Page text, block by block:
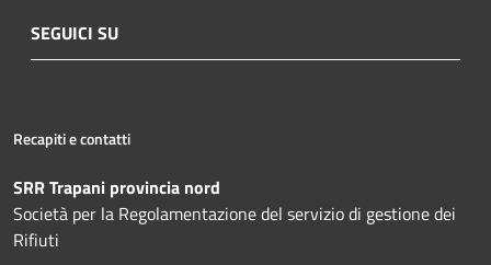
SEGUICI SU
Recapiti e contatti
SRR Trapani provincia nord
Società per la Regolamentazione del servizio di gestione dei
Rifiuti